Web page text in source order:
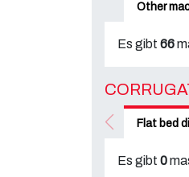
Other
Es gibt 66
Flat bed
Es gibt 0